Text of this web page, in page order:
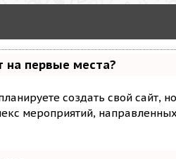
на первые места?
создать свой сайт,
мероприятий,